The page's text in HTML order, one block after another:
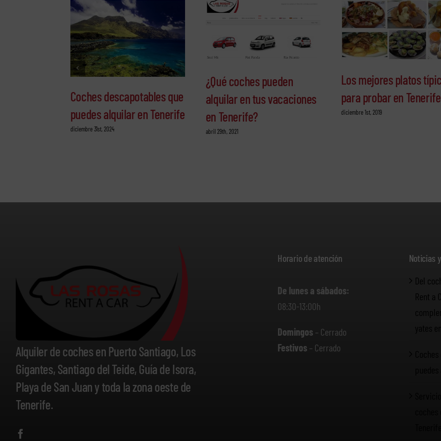
Coches descapotables que
puedes alquilar en Tenerife
diciembre 31st, 2024
¿Qué coches pueden
alquilar en tus vacaciones
en Tenerife?
abril 29th, 2021
Los mejores platos
para probar en Tenerife
diciembre 1st, 2019
Alquiler de coches en Puerto Santiago, Los
Gigantes, Santiago del Teide, Guía de Isora,
Playa de San Juan y toda la zona oeste de
Tenerife.
Horario de atención
De lunes a sábados:
08:30-13:00h
Domingos – Cerrado
Festivos – Cerrado
Noticias
Del
Rent a